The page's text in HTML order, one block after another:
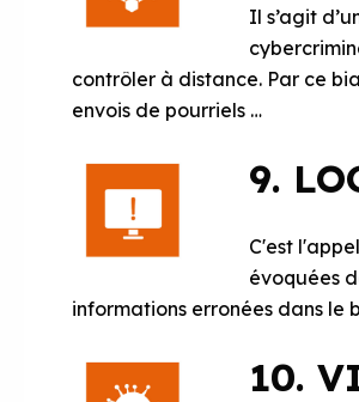
Il s’agit
contrôler à distance. Par ce
envois de pourriels …
9.
C'est
évoquées
informations erronées dans le
10.